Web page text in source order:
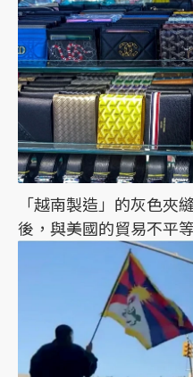
「越南製造」的灰色夾
後，與美國的貿易不平